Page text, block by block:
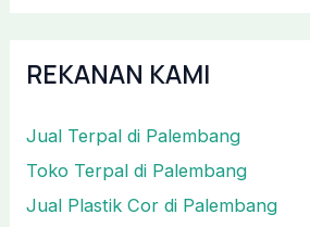
REKANAN KAMI
Jual Terpal di Palembang
Toko Terpal di Palembang
Jual Plastik Cor di Palembang